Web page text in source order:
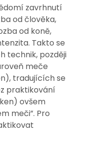
zavrhnutí
od člověka,
od koně,
Takto se
technik, později
meče
tradujících se
praktikování
ovšem
meči”. Pro